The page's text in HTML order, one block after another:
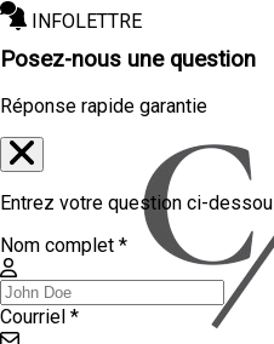
INFOLETTRE
Posez-nous une question
Réponse rapide garantie
Entrez votre question ci-
Nom complet *
Courriel *